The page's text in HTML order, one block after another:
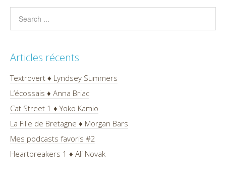
Articles récents
Textrovert ♦ Lyndsey Summers
L’écossais ♦ Anna Briac
Cat Street 1 ♦ Yoko Kamio
La Fille de Bretagne ♦ Morgan Bars
Mes podcasts favoris #2
Heartbreakers 1 ♦ Ali Novak